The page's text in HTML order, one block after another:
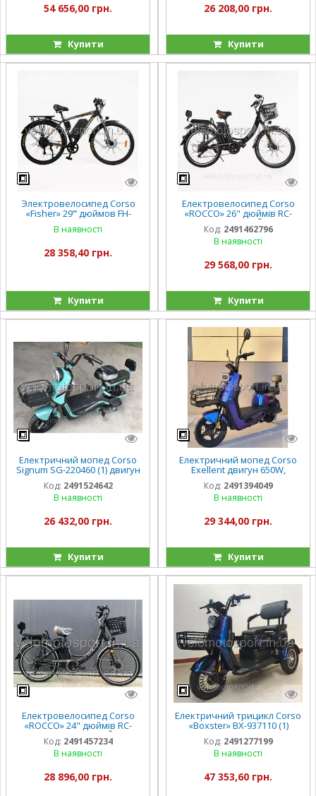
54 656,00 грн.
Купити
26 208,00 грн.
Купити
Электровелосипед Corso
«Fisher» 29’’’ дюймов FH-
90855 (1) рама стальная 21’,
двигатель 600W, аккум.
скоростей
В наявності
28 358,40 грн.
Купити
Електровелосипед Corso
«ROCCO» 26" дюймів RC-
30745 (1) ЧОРНИЙ, рама
сталева, двигун 500W,
акумулятор 48V20AH,
Код: 2491462796
В наявності
29 568,00 грн.
Купити
Електричний мопед Corso
Signum SG-220460 (1) двигун
500W, акумулятор 60V/20Ah,
в коробці
Код: 2491524642
В наявності
26 432,00 грн.
Купити
Електричний мопед Corso
Exellent двигун 650W,
акумулятор 72V/20Ah
Код: 2491394049
В наявності
29 344,00 грн.
Купити
Електровелосипед Corso
«ROCCO» 24" дюймів RC-
30690 (1) ТЕМНО-СІРИЙ, рама
сталева, двигун 500W,
акумулятор 48V2
Код: 2491457234
В наявності
28 896,00 грн.
Електричний трицикл Corso
«Boxster» BX-937110 (1)
двигун 800W, акумулятор
72V/20Ah, колеса 300-10, в
коробці
Код: 2491277199
В наявності
47 353,60 грн.